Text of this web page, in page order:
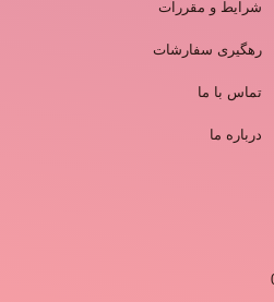
شرایط و مقررات
رهگیری سفارشات
تماس با ما
درباره ما